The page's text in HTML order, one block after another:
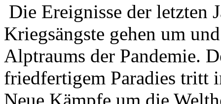
Die Ereignisse der letzten
Kriegsängste gehen um
Alptraums der Pandemie.
friedfertigem Paradies tritt
Neue Kämpfe um die